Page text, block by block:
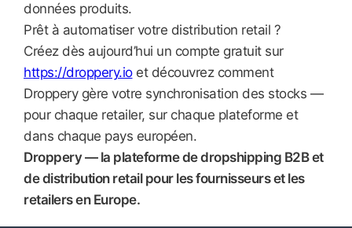
données produits.
Prêt à automatiser votre distribution retail ?
Créez dès aujourd’hui un compte gratuit sur
https://droppery.ioet découvrez comment
Droppery gère votre synchronisation des stocks —
pour chaque retailer, sur chaque plateforme et
dans chaque pays européen.
Droppery — la plateforme de dropshipping B2B et
de distribution retail pour les fournisseurs et les
retailers en Europe.